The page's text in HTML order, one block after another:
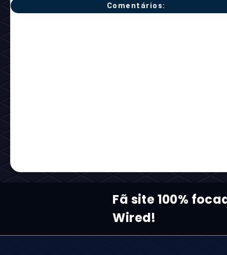
Comentários:
Fã site 100%
Wired!